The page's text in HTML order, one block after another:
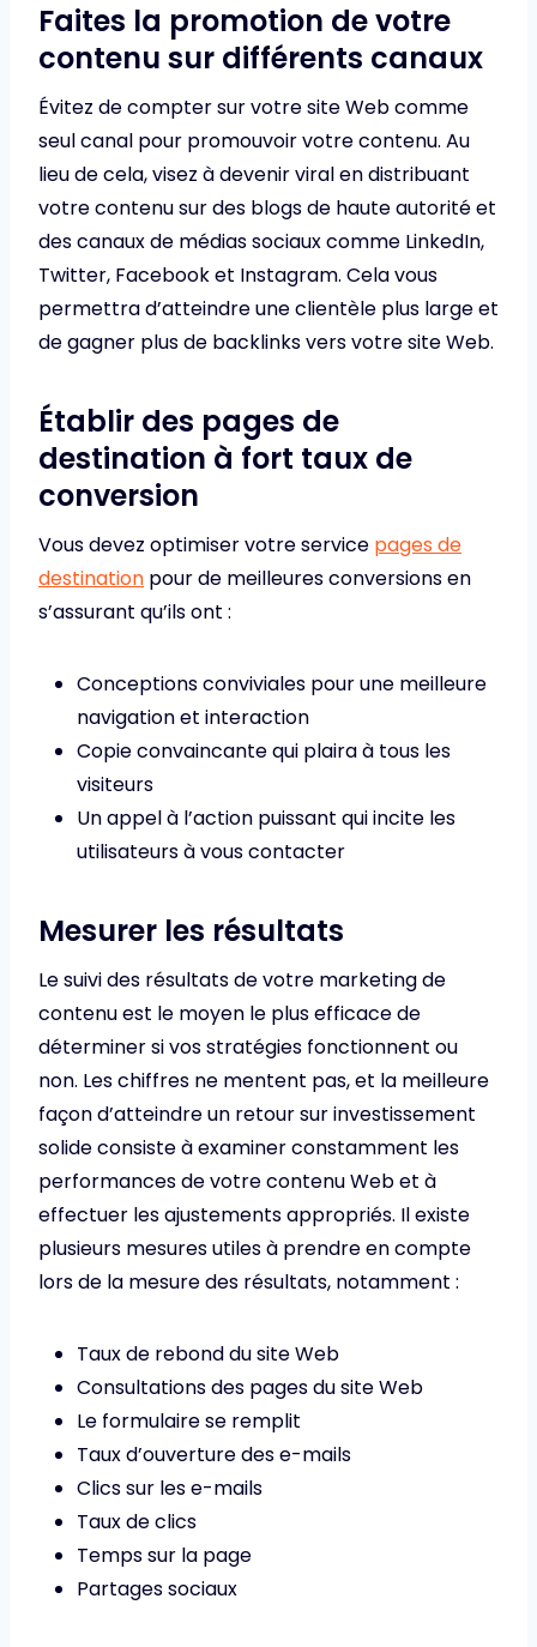
Faites la promotion de votre
contenu sur différents canaux
Évitez de compter sur votre site Web comme
seul canal pour promouvoir votre contenu. Au
lieu de cela, visez à devenir viral en distribuant
votre contenu sur des blogs de haute autorité et
des canaux de médias sociaux comme LinkedIn,
Twitter, Facebook et Instagram. Cela vous
permettra d’atteindre une clientèle plus large et
de gagner plus de backlinks vers votre site Web.
Établir des pages de
destination à fort taux de
conversion
Vous devez optimiser votre service pages de
destination pour de meilleures conversions en
s’assurant qu’ils ont :
Conceptions conviviales pour une meilleure
navigation et interaction
Copie convaincante qui plaira à tous les
visiteurs
Un appel à l’action puissant qui incite les
utilisateurs à vous contacter
Mesurer les résultats
Le suivi des résultats de votre marketing de
contenu est le moyen le plus efficace de
déterminer si vos stratégies fonctionnent ou
non. Les chiffres ne mentent pas, et la meilleure
façon d’atteindre un retour sur investissement
solide consiste à examiner constamment les
performances de votre contenu Web et à
effectuer les ajustements appropriés. Il existe
plusieurs mesures utiles à prendre en compte
lors de la mesure des résultats, notamment :
Taux de rebond du site Web
Consultations des pages du site Web
Le formulaire se remplit
Taux d’ouverture des e-mails
Clics sur les e-mails
Taux de clics
Temps sur la page
Partages sociaux